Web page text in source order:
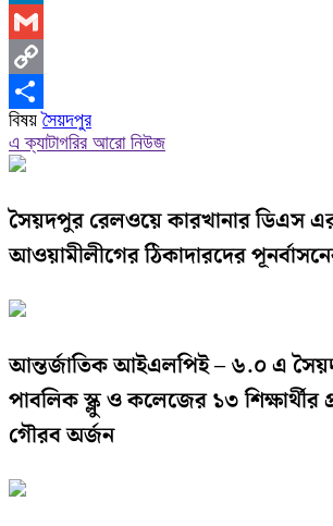
LinkedIn
Gmail
Copy
Link
Share
বিষয়সৈয়দপুর
এ ক্যাটাগরির আরো নিউজ
সৈয়দপুর রেলওয়ে কারখানার ডিএস
আওয়ামীলীগের ঠিকাদারদের
আন্তর্জাতিক আইএলপিই – ৬.০ এ
পাবলিক স্ক্লু ও কলেজের ১৩ শিক্ষার্থীর
গৌরব অর্জন